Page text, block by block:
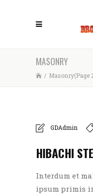
MASONRY
/ Masonry(Page
GDAdmin
HIBACHI
Interdum et
ipsum primis